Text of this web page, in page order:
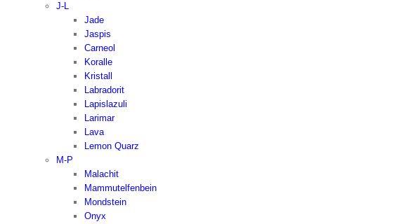
J-L
Jade
Jaspis
Carneol
Koralle
Kristall
Labradorit
Lapislazuli
Larimar
Lava
Lemon Quarz
M-P
Malachit
Mammutelfenbein
Mondstein
Onyx